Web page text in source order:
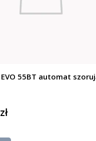
EVO 55BT automat